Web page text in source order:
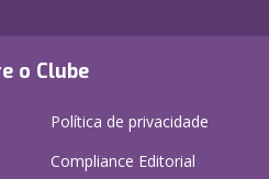
o Clube
Política de privacidade
Compliance Editorial